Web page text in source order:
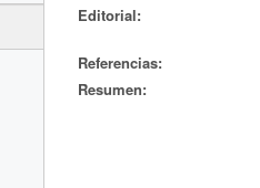
Editorial:
Referencias:
Resumen: